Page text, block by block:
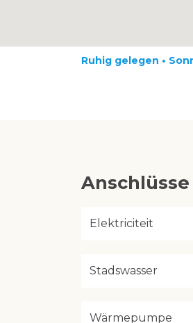
Ruhig gelegen •
Elektriciteit
Stadswasser
Wärmepumpe